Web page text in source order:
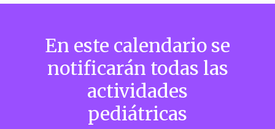
En este calendario se
notificarán todas las
actividades
pediátricas